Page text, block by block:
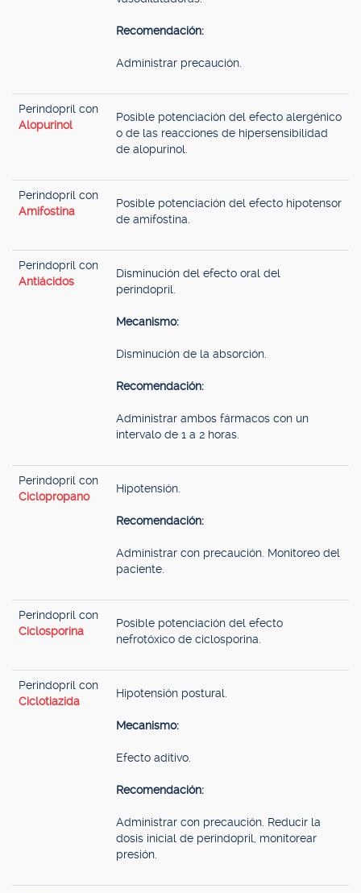
Recomendación:
Administrar precaución.
Perindopril con
Alopurinol
Posible potenciación del efecto alergénico
o de las reacciones de hipersensibilidad
de alopurinol.
Perindopril con
Amifostina
Posible potenciación del efecto hipotensor
de amifostina.
Perindopril con
Antiácidos
Disminución del efecto oral del
perindopril.
Mecanismo:
Disminución de la absorción.
Recomendación:
Administrar ambos fármacos con un
intervalo de 1 a 2 horas.
Perindopril con
Ciclopropano
Hipotensión.
Recomendación:
Administrar con precaución. Monitoreo del
paciente.
Perindopril con
Ciclosporina
Posible potenciación del efecto
nefrotóxico de ciclosporina.
Perindopril con
Ciclotiazida
Hipotensión postural.
Mecanismo:
Efecto aditivo.
Recomendación:
Administrar con precaución. Reducir la
dosis inicial de perindopril, monitorear
presión.